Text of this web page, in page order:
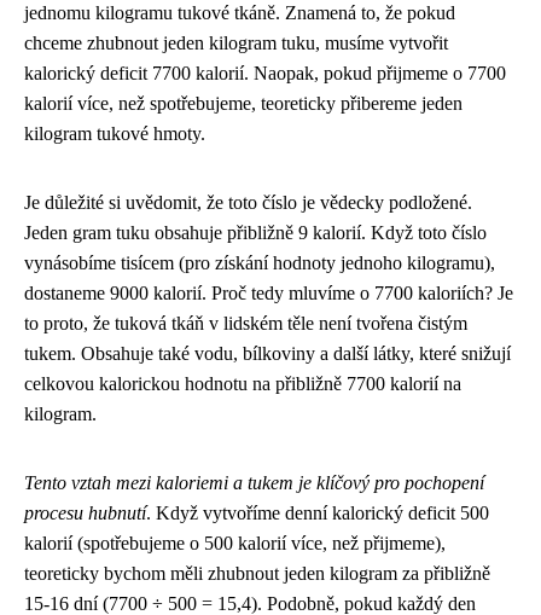
jednomu kilogramu tukové tkáně. Znamená to, že pokud
chceme zhubnout jeden kilogram tuku, musíme vytvořit
kalorický deficit 7700 kalorií. Naopak, pokud přijmeme o 7700
kalorií více, než spotřebujeme, teoreticky přibereme jeden
kilogram tukové hmoty.
Je důležité si uvědomit, že toto číslo je vědecky podložené.
Jeden gram tuku obsahuje přibližně 9 kalorií. Když toto číslo
vynásobíme tisícem (pro získání hodnoty jednoho kilogramu),
dostaneme 9000 kalorií. Proč tedy mluvíme o 7700 kaloriích? Je
to proto, že tuková tkáň v lidském těle není tvořena čistým
tukem. Obsahuje také vodu, bílkoviny a další látky, které snižují
celkovou kalorickou hodnotu na přibližně 7700 kalorií na
kilogram.
Tento vztah mezi kaloriemi a tukem je klíčový pro pochopení
procesu hubnutí. Když vytvoříme denní kalorický deficit 500
kalorií (spotřebujeme o 500 kalorií více, než přijmeme),
teoreticky bychom měli zhubnout jeden kilogram za přibližně
15-16 dní (7700 ÷ 500 = 15,4). Podobně, pokud každý den